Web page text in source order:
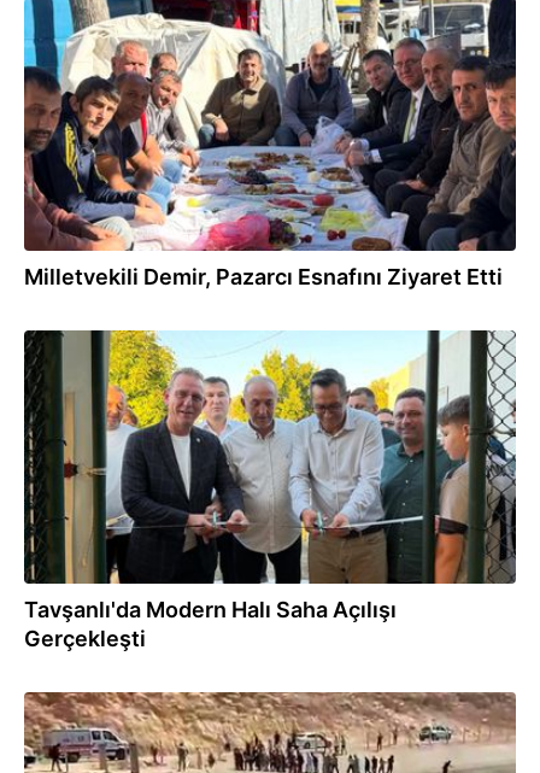
20.09.2025
Milletvekili Demir, Pazarcı Esnafını Ziyaret Etti
17.09.2025
Tavşanlı'da Modern Halı Saha Açılışı
Gerçekleşti
15.09.2025